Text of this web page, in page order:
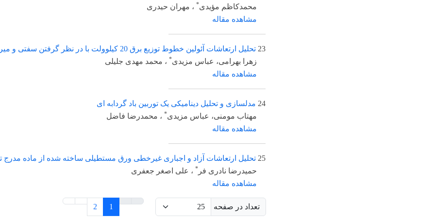
محمدکاظم مؤیدی ، مهران حیدری
مشاهده مقاله
تحلیل ارتعاشات آئولین خطوط توزیع برق 20 کیلوولت با در نظر گرفتن سفتی و میرایی اتصال کابل به پایه
زهرا بهرامی، عباس مزیدی ، محمد مهدی جلیلی
مشاهده مقاله
مدلسازی و تحلیل دینامیکی یک توربین باد گردابه ای
مهتاب مومنی، عباس مزیدی ، محمدرضا فاضل
مشاهده مقاله
تحلیل ارتعاشات آزاد و اجباری غیرخطی ورق مستطیلی ساخته شده از ماده مدرج تابعی
حمیدرضا نادری فر *، علی اصغر جعفری
مشاهده مقاله
تعداد در صفحه 1
2